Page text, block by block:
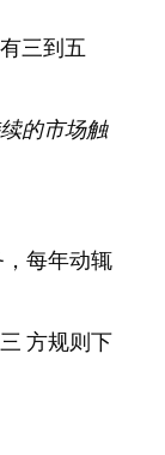
三到五
的市场触
每年动辄
方规则下